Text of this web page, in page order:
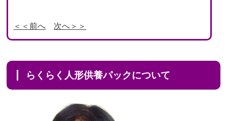
＜＜前へ 次へ＞＞
らくらく人形供養パックについて